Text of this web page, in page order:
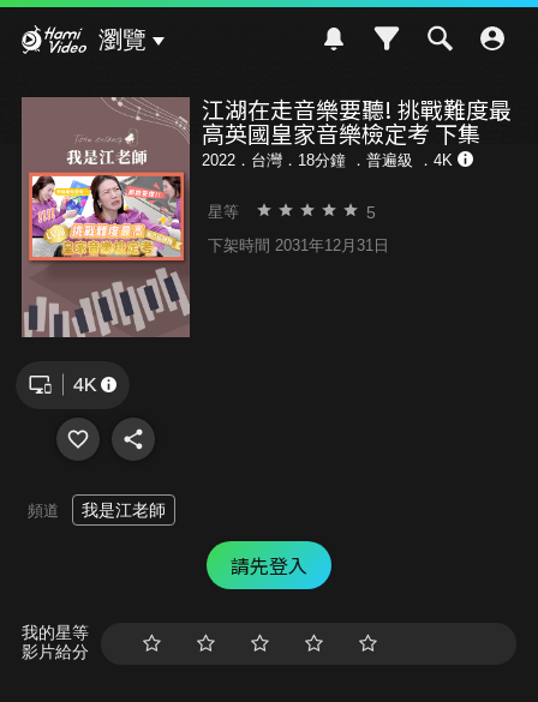
瀏覽
江湖在走音樂要聽! 挑戰難度最
高英國皇家音樂檢定考 下集
2022．台灣．18分鐘 ． 普遍級 ．4K
星等 5
下架時間 2031年12月31日
頻道 我是江老師
請先登入
我的星等
影片給分